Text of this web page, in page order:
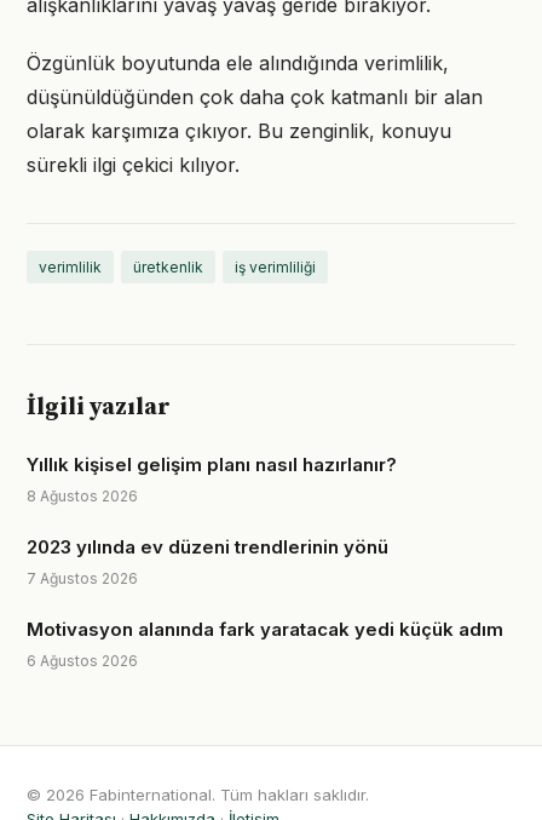
alışkanlıklarını yavaş yavaş geride bırakıyor.
Özgünlük boyutunda ele alındığında verimlilik,
düşünüldüğünden çok daha çok katmanlı bir alan
olarak karşımıza çıkıyor. Bu zenginlik, konuyu
sürekli ilgi çekici kılıyor.
verimlilik üretkenlik iş verimliliği
İlgili yazılar
Yıllık kişisel gelişim planı nasıl hazırlanır?
8 Ağustos 2026
2023 yılında ev düzeni trendlerinin yönü
7 Ağustos 2026
Motivasyon alanında fark yaratacak yedi küçük adım
6 Ağustos 2026
© 2026 Fabinternational. Tüm hakları saklıdır.